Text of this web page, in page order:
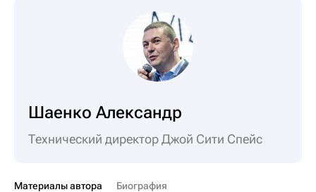
Шаенко Александр
Технический директор Джой Сити Спейс
Материалы автора Биография